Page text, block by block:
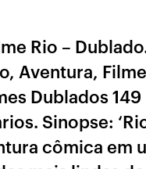
Rio –
Aventura,
Dublados 149
Sinopse:
cômica em